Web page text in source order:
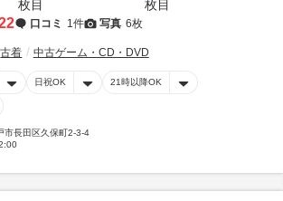
口コミ 1件 写真 6枚
古着 中古ゲーム・CD・DVD
日祝OK 21時以降OK
市長田区久保町2-3-4